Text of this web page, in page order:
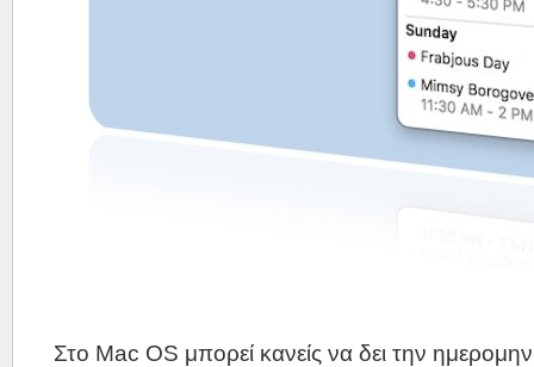
Στο Mac OS μπορεί κανείς να δει την